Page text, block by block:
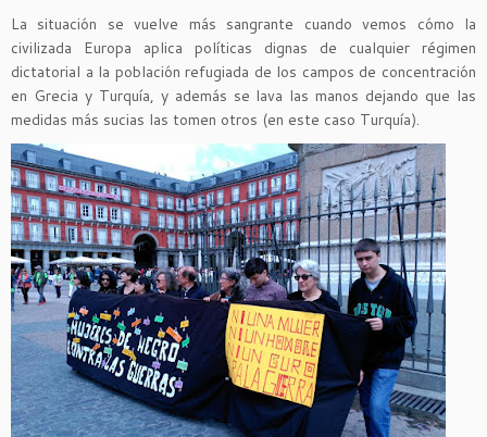
La situación se vuelve más sangrante cuando vemos cómo la
civilizada Europa aplica políticas dignas de cualquier régimen
dictatorial a la población refugiada de los campos de concentración
en Grecia y Turquía, y además se lava las manos dejando que las
medidas más sucias las tomen otros (en este caso Turquía).